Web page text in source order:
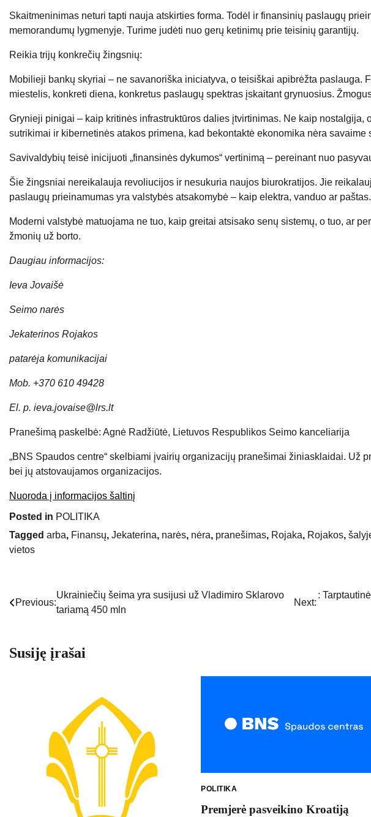
Skaitmeninimas neturi tapti nauja atskirties forma. Todėl ir finansinių paslaugų
memorandumų lygmenyje. Turime judėti nuo gerų ketinimų prie teisinių garantijų.
Reikia trijų konkrečių žingsnių:
Mobilieji bankų skyriai – ne savanoriška iniciatyva, o teisiškai apibrėžta paslauga.
miestelis, konkreti diena, konkretus paslaugų spektras įskaitant grynuosius.
Grynieji pinigai – kaip kritinės infrastruktūros dalies įtvirtinimas. Ne kaip nostalgija,
sutrikimai ir kibernetinės atakos primena, kad bekontaktė ekonomika nėra savaime
Savivaldybių teisė inicijuoti „finansinės dykumos“ vertinimą – pereinant nuo
Šie žingsniai nereikalauja revoliucijos ir nesukuria naujos biurokratijos. Jie
paslaugų prieinamumas yra valstybės atsakomybė – kaip elektra, vanduo ar paštas.
Moderni valstybė matuojama ne tuo, kaip greitai atsisako senų sistemų, o tuo, ar
žmonių už borto.
Daugiau informacijos:
Ieva Jovaišė
Seimo narės
Jekaterinos Rojakos
patarėja komunikacijai
Mob. +370 610 49428
El. p. ieva.jovaise@lrs.lt
Pranešimą paskelbė: Agnė Radžiūtė, Lietuvos Respublikos Seimo kanceliarija
„BNS Spaudos centre“ skelbiami įvairių organizacijų pranešimai žiniasklaidai. Už
bei jų atstovaujamos organizacijos.
Nuoroda į informacijos šaltinį
Posted in POLITIKA
Tagged arba, Finansų, Jekaterina, narės, nėra, pranešimas, Rojaka, Rojakos,
vietos
Navigacija
Previous:
Ukrainiečių šeima yra susijusi už Vladimiro Sklarovo
tariamą 450 mln
Next:
:
Susiję įrašai
POLITIKA
Premjerė pasveikino Kroatiją